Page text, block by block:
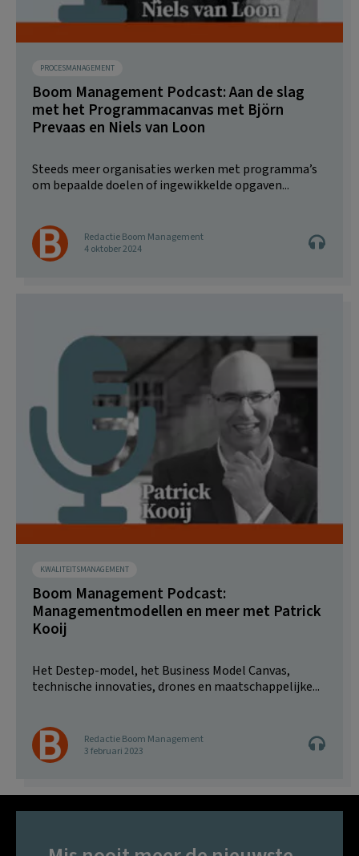
PROCESMANAGEMENT
Boom Management Podcast: Aan de slag
met het Programmacanvas met Björn
Prevaas en Niels van Loon
Steeds meer organisaties werken met programma’s
om bepaalde doelen of ingewikkelde opgaven...
Redactie Boom Management
4 oktober 2024
KWALITEITSMANAGEMENT
Boom Management Podcast:
Managementmodellen en meer met Patrick
Kooij
Het Destep-model, het Business Model Canvas,
technische innovaties, drones en maatschappelijke...
Redactie Boom Management
3 februari 2023